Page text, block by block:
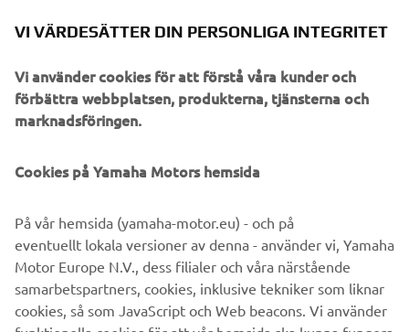
Yamaha’s official FIM Endurance World Championship
Marvin Fritz, Karel Hanika, and Leandro ‘Tati’ Mercado
further strengthening the list of stars set to join the
event.
sense of nostalgia to the event, with Yamaha’s most iconic
of the most recognisable names from Yamaha’s rich racing
history, including Giacomo Agostini, Carlos Lavado and
Luca Cadalora.
VI VÄRDESÄTTER DIN PERSONLIGA INTEGRITET
Vi använder cookies för att förstå våra kunder och
förbättra webbplatsen, produkterna, tjänsterna och
marknadsföringen.
Cookies på Yamaha Motors hemsida
På vår hemsida (yamaha-motor.eu) - och på
eventuellt lokala versioner av denna - använder vi, Yamaha
Motor Europe N.V., dess filialer och våra närstående
samarbetspartners, cookies, inklusive tekniker som liknar
cookies, så som JavaScript och Web beacons. Vi använder